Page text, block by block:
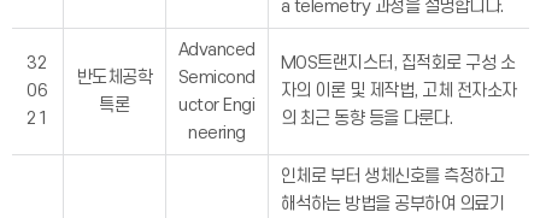
a telemetry 과정을 설명합니다.
32
06
21
반도체공학
특론
Advanced
Semicond
uctor Engi
neering
MOS트랜지스터, 집적회로 구성 소
자의 이론 및 제작법, 고체 전자소자
의 최근 동향 등을 다룬다.
인체로 부터 생체신호를 측정하고
해석하는 방법을 공부하여 의료기